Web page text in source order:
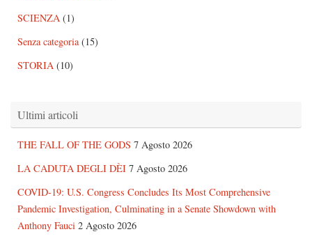
SCIENZA (1)
Senza categoria(15)
STORIA (10)
Ultimi articoli
THE FALL OF THE GODS 7 Agosto 2026
LA CADUTA DEGLI DÈI 7 Agosto 2026
COVID-19: U.S. Congress Concludes Its Most Comprehensive
Pandemic Investigation, Culminating in a Senate Showdown with
Anthony Fauci 2 Agosto 2026